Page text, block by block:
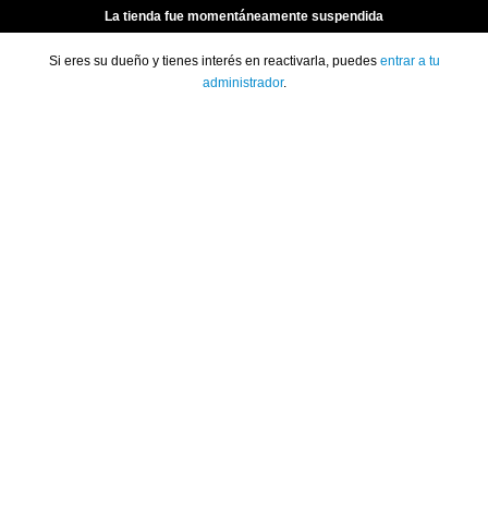
La tienda fue momentáneamente suspendida
Si eres su dueño y tienes interés en reactivarla, puedes entrar a tu
administrador.